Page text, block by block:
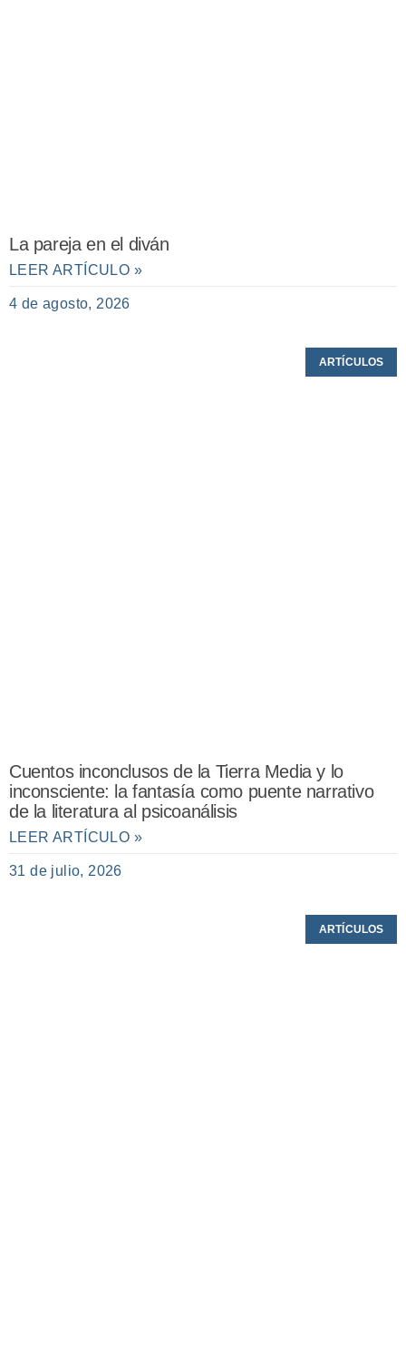
La pareja en el diván
LEER ARTÍCULO »
4 de agosto, 2026
ARTÍCULOS
Cuentos inconclusos de la Tierra Media y lo
inconsciente: la fantasía como puente narrativo
de la literatura al psicoanálisis
LEER ARTÍCULO »
31 de julio, 2026
ARTÍCULOS